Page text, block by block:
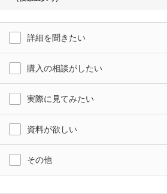
詳細を聞きたい
購入の相談がしたい
実際に見てみたい
資料が欲しい
その他